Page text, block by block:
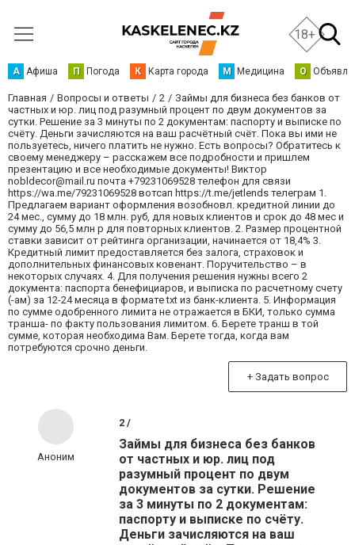
18+
А Афиша П Погода К Карта города М Медицина О
Главная Вопросы и ответы 2
Займы для бизнеса без банков от
частных и юр. лиц под разумный процент по двум документов за
сутки. Решение за 3 минуты по 2 документам: паспорту и выписке по
счёту. Деньги зачисляются на ваш расчётный счёт. Пока вы ими не
пользуетесь, ничего платить не нужно. Есть вопросы? Обратитесь к
своему менеджеру – расскажем все подробности и пришлем
презентацию и все необходимые документы! Виктор
nobldecor@mail.ru почта +79231069528 телефон для связи
https://wa.me/79231069528 вотсап https://t.me/jetlends телеграм 1.
Предлагаем вариант оформления возобновл. кредитной линии до
24 мес., сумму до 18 млн. руб, для новых клиентов и срок до 48 мес и
сумму до 56,5 млн р для повторных клиентов. 2. Размер процентной
ставки зависит от рейтинга организации, начинается от 18,4% 3.
Кредитный лимит предоставляется без залога, страховок и
дополнительных финансовых ковенант. Поручительство – в
некоторых случаях. 4. Для получения решения нужны всего 2
документа: паспорта бенефициаров, и выписка по расчетному счету
(-ам) за 12-24 месяца в формате txt из банк-клиента. 5. Информация
по сумме одобренного лимита не отражается в БКИ, только сумма
транша- по факту пользования лимитом. 6. Берете транш в той
сумме, которая необходима Вам. Берете тогда, когда вам
потребуются срочно деньги.
+ Задать вопрос
Аноним
2 /
Займы для бизнеса без банков
от частных и юр. лиц под
разумный процент по двум
документов за сутки. Решение
за 3 минуты по 2 документам:
паспорту и выписке по счёту.
Деньги зачисляются на ваш